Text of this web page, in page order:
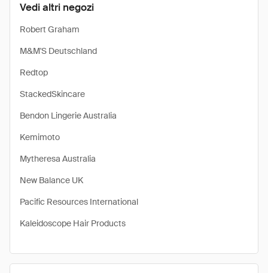
Vedi altri negozi
Robert Graham
M&M'S Deutschland
Redtop
StackedSkincare
Bendon Lingerie Australia
Kemimoto
Mytheresa Australia
New Balance UK
Pacific Resources International
Kaleidoscope Hair Products